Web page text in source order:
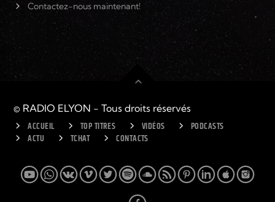
Contactez-nous maintenant!
© RADIO ELYON - Tous droits réservés
ACCUEIL TOP TITRES VIDÉOS
PODCASTS
ACTU
TCHAT CONTACTS